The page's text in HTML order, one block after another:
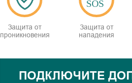
Защита от
проникновения
Защита от
нападения
ПОДКЛЮЧИТЕ